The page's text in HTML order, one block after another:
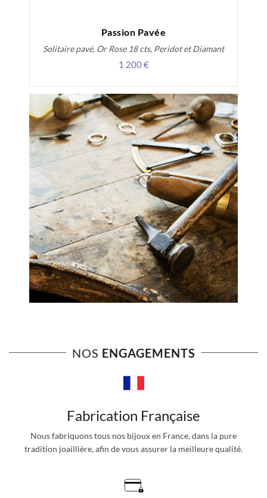
Passion Pavée
Solitaire pavé, Or Rose 18 cts, Peridot et Diamant
1 200 €
NOS ENGAGEMENTS
Fabrication Française
Nous fabriquons tous nos bijoux en France, dans la pure
tradition joaillière, afin de vous assurer la meilleure qualité.